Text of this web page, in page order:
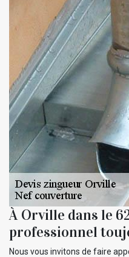
À Orville dans le
professionnel
Nous vous invitons de faire